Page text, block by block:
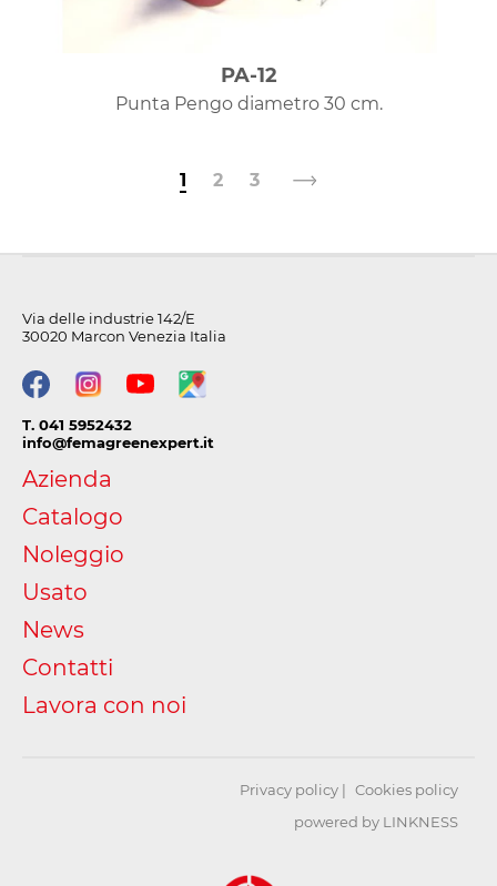
PA-12
Punta Pengo diametro 30 cm.
1 2 3
Via delle industrie 142/E
30020 Marcon Venezia Italia
T. 041 5952432
info@femagreenexpert.it
Azienda
Catalogo
Noleggio
Usato
News
Contatti
Lavora con noi
Privacy policy
Cookies policy
powered by LINKNESS